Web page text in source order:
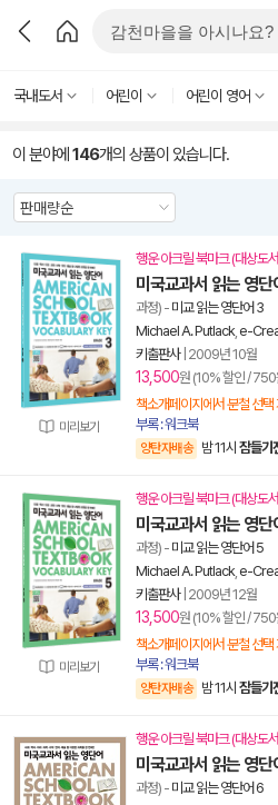
국내도서 어린이 어린이 영어
이 분야에 146개의 상품이 있습니다.
미리보기
행운 아크릴 북마크 (대상도
미국교과서 읽는 영
과정) - 미교 읽는 영단어 3
Michael A. Putlack, e-
키출판사| 2009년 10월
13,500원 (10% 할인 / 750
책소개페이지에서 분철 선택
부록 : 워크북
양탄자배송 밤 11시 잠들기
미리보기
행운 아크릴 북마크 (대상도
미국교과서 읽는 영
과정) - 미교 읽는 영단어 5
Michael A. Putlack, e-
키출판사| 2009년 12월
13,500원 (10% 할인 / 750
책소개페이지에서 분철 선택
부록 : 워크북
양탄자배송 밤 11시 잠들기
행운 아크릴 북마크 (대상도
미국교과서 읽는 영
과정) - 미교 읽는 영단어 6